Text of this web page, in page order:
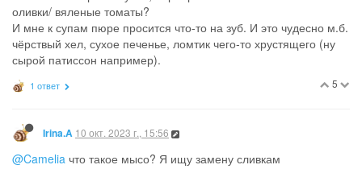
оливки/ вяленые томаты?
И мне к супам пюре просится что-то на зуб. И это чудесно м.б.
чёрствый хел, сухое печенье, ломтик чего-то хрустящего (ну
сырой патиссон например).
5
1 ответ
Irina.A 10 окт. 2023 г., 15:56
@Camelia что такое мысо? Я ищу замену сливкам